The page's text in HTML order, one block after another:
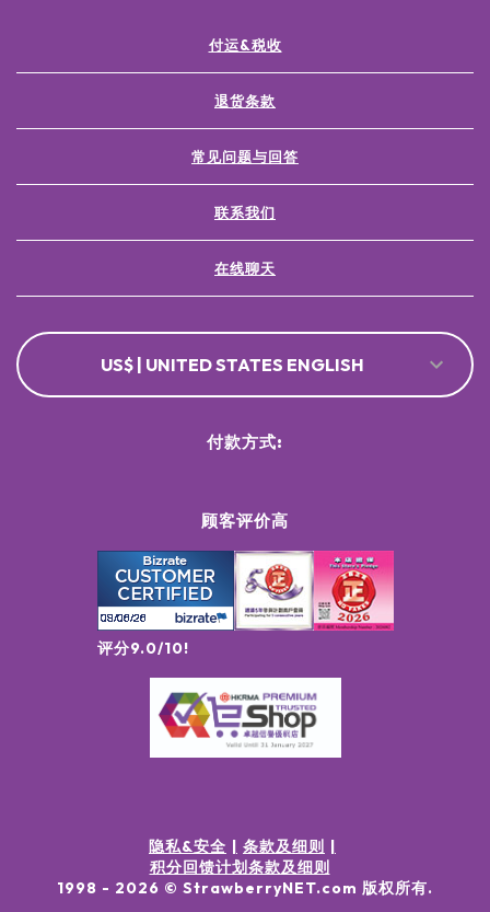
付运&税收
退货条款
常见问题与回答
联系我们
在线聊天
US$ | UNITED STATES ENGLISH
顾客评价高
评分9.0/10!
付款方式:
隐私&安全
条款及细则
积分回馈计划条款及细则
1998 - 2026 © StrawberryNET.com 版权所有.